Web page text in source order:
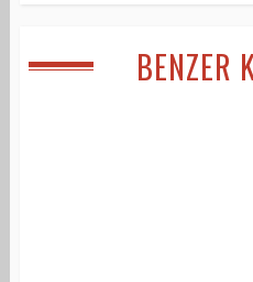
BENZER